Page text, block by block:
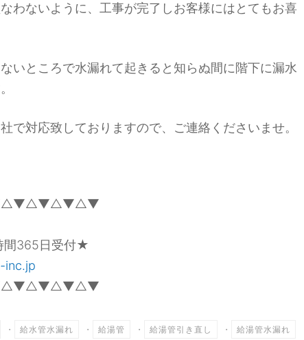
わないように、工事が完了しお客様にはとてもお喜
いところで水漏れて起きると知らぬ間に階下に漏水
で対応致しておりますので、ご連絡くださいませ。
365日受付★
inc.jp
・ 給水管水漏れ ・ 給湯管 ・ 給湯管引き直し ・ 給湯管水漏れ